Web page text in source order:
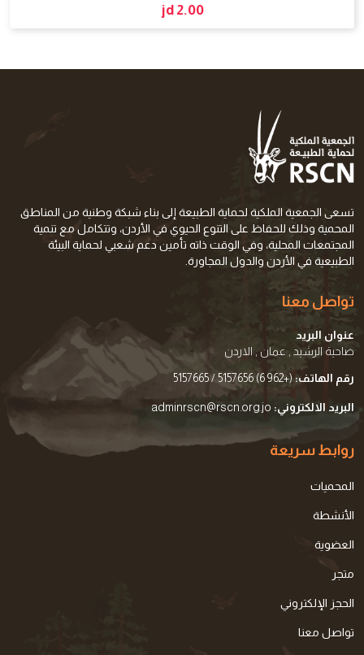
jd 2.00
تسعى الجمعية الملكية لحماية الطبيعة إلى بناء شبكة وطنية من المناطق
المحمية وذلك للحفاظ على التنوع الحيوي في الأردن، وتتكامل مع تنمية
المجتمعات المحلية، وفي الوقت ذاته تأمين دعم شعبي لحماية البيئة
الطبيعية في الأردن والدول المجاورة.
تواصل معنا
عنوان البريد
ضاحية الرشيد , عمان , الاردن
رقم الهاتف: (+962 6) 5157656 / 5157665
البريد الالكتروني: adminrscn@rscn.org.jo
روابط سريعة
المحميات
الأنشطة
العضوية
متجر
الحجز الإلكتروني
تواصل معنا